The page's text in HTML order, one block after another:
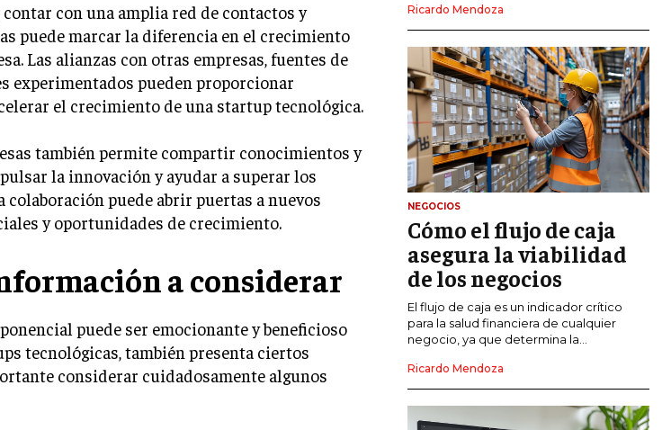
ALIANZAS ESTRATÉGICAS
TECNOLOGIA
SOSTENIBILIDAD Y MEDIO AMBIENTE
GESTIÓN DE LA INNOVACIÓN
TECNOLÓGICA
TRANSFORMACIÓN DIGITAL
ANALÍTICA EMPRESARIAL Y BUSINESS
INTELLIGENCE
CIBERSEGURIDAD EMPRESARIAL
ESTRATEGIA
EMPRESAS FAMILIARES Y SUCESIÓN
NEGOCIACIÓN Y RESOLUCIÓN DE
CONFLICTOS
con una amplia red de contactos y
puede marcar la diferencia en el crecimiento
Las alianzas con otras empresas, fuentes de
experimentados pueden proporcionar
el crecimiento de una startup tecnológica.
también permite compartir conocimientos y
la innovación y ayudar a superar los
colaboración puede abrir puertas a nuevos
y oportunidades de crecimiento.
a considerar
puede ser emocionante y beneficioso
tecnológicas, también presenta ciertos
considerar cuidadosamente algunos
Ricardo Mendoza
NEGOCIOS
Cómo el flujo de caja
asegura la viabilidad
de los negocios
El flujo de caja es un indicador crítico
para la salud financiera de cualquier
negocio, ya que determina la...
Ricardo Mendoza